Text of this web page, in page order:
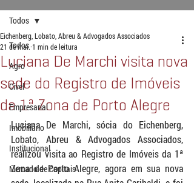
Todos
Agro
Cível
Empresarial
Imobiliário
Institucional
Mercado de Capitais
Todos
Luciana De Marchi visita nova
sede do Registro de Imóveis
da 1ª Zona de Porto Alegre
Eichenberg, Lobato, Abreu & Advogados Associados
21 de mai. 1 min de leitura
Luciana De Marchi, sócia do Eichenberg,
Lobato, Abreu & Advogados Associados,
realizou visita ao Registro de Imóveis da 1ª
Zona de Porto Alegre, agora em sua nova